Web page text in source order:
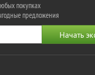
покупках
предложения